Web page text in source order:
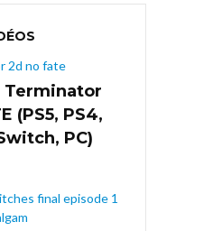
Terminator
(PS5, PS4,
PC)